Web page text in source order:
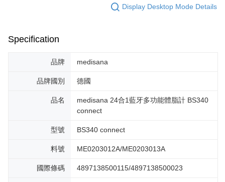
Display Desktop Mode Details
Specification
品牌 medisana
品牌國別 德國
品名
medisana 24合1藍牙多功能體脂計 BS340
connect
型號 BS340 connect
料號 ME0203012A/ME0203013A
國際條碼 4897138500115/4897138500023